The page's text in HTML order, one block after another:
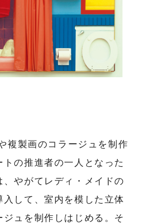
複製画のコラージュを制作
トの推進者の一人となった
、やがてレディ・メイドの
入して、室内を模した立体
ュを制作しはじめる。そ